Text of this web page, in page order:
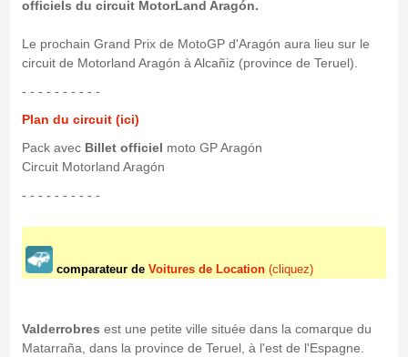
officiels du circuit MotorLand Aragón.
Le prochain Grand Prix de MotoGP d'Aragón aura lieu sur le
circuit de Motorland Aragón à Alcañiz (province de Teruel).
- - - - - - - - - -
Plan du circuit (ici)
Pack avecBillet officiel moto GP Aragón
Circuit Motorland Aragón
- - - - - - - - - -
comparateur de Voitures de Location(cliquez)
Valderrobres est une petite ville située dans la comarque du
Matarraña, dans la province de Teruel, à l'est de l'Espagne.